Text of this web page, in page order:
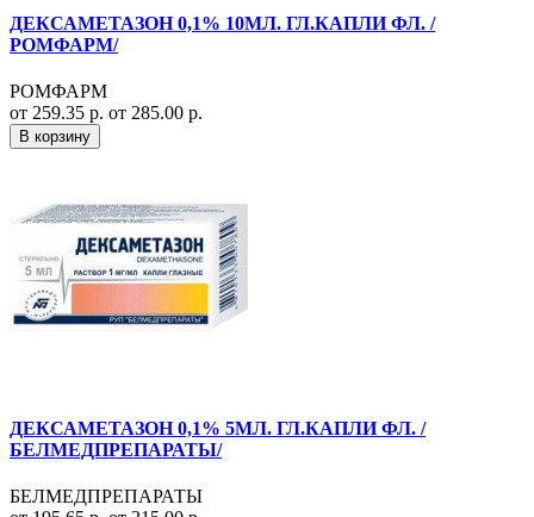
ДЕКСАМЕТАЗОН 0,1% 10МЛ. ГЛ.КАПЛИ ФЛ. /
РОМФАРМ/
РОМФАРМ
от 259.35 р. от 285.00 р.
В корзину
ДЕКСАМЕТАЗОН 0,1% 5МЛ. ГЛ.КАПЛИ ФЛ. /
БЕЛМЕДПРЕПАРАТЫ/
БЕЛМЕДПРЕПАРАТЫ